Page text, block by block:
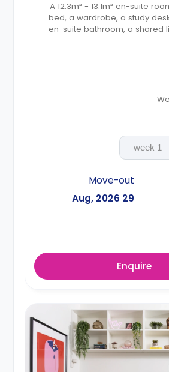
A 12.3m² - 13.1m² en-suite
bed, a wardrobe, a study
en-suite bathroom, a shared
kitchen that has a fridge
1 week
Move-out
29 Aug, 2026
Enquire